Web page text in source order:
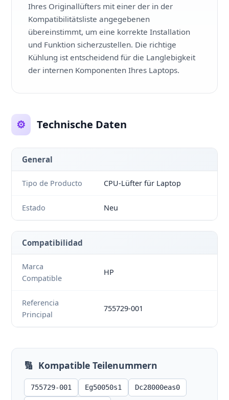
Ihres Originallüfters mit einer der in der
Kompatibilitätsliste angegebenen
übereinstimmt, um eine korrekte Installation
und Funktion sicherzustellen. Die richtige
Kühlung ist entscheidend für die Langlebigkeit
der internen Komponenten Ihres Laptops.
⚙️ Technische Daten
General
Tipo de Producto CPU-Lüfter für Laptop
Estado Neu
Compatibilidad
Marca
Compatible
HP
Referencia
Principal
755729-001
🔢 Kompatible Teilenummern
755729-001 Eg50050s1 Dc28000eas0